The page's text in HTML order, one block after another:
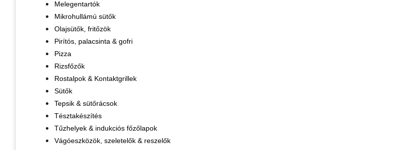
Melegentartók
Mikrohullámú sütők
Olajsütők, fritőzök
Pirítós, palacsinta & gofri
Pizza
Rizsfőzők
Rostalpok & Kontaktgrillek
Sütők
Tepsik & sütőrácsok
Tésztakészítés
Tűzhelyek & indukciós főzőlapok
Vágóeszközök, szeletelők & reszelők